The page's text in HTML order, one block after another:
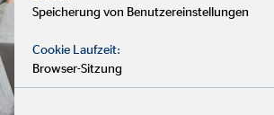
Speicherung von Benutzereinstellungen
Cookie Laufzeit:
Browser-Sitzung